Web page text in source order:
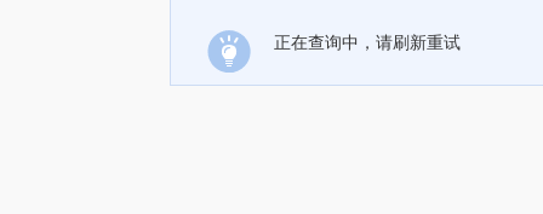
正在查询中，请刷新重试